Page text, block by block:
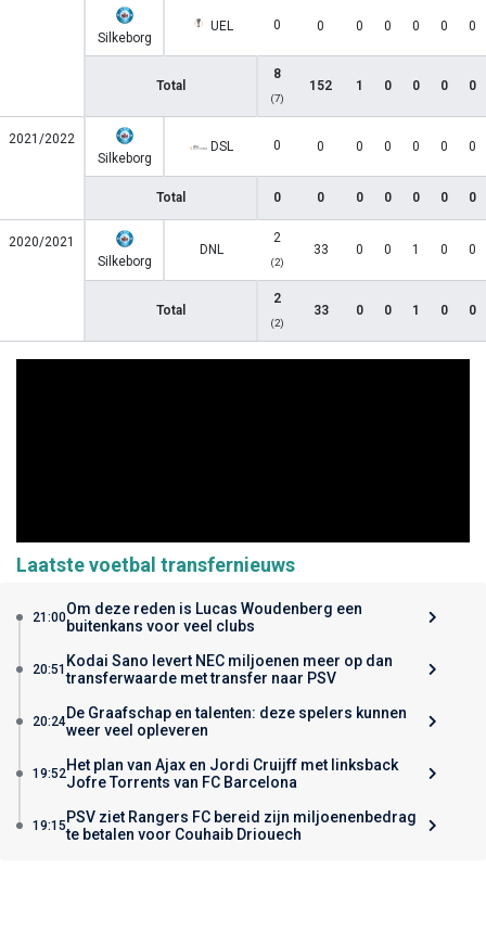
Silkeborg
UEL 0 0 0 0 0 0 0
Total
8
(7)
152 1 0 0 0 0
2021/2022
Silkeborg
DSL 0 0 0 0 0 0 0
Total 0 0 0 0 0 0 0
2020/2021
Silkeborg
DNL
2
(2)
33 0 0 1 0 0
Total
2
(2)
33 0 0 1 0 0
Laatste voetbal transfernieuws
21:00Om deze reden is Lucas Woudenberg een
buitenkans voor veel clubs
20:51 Kodai Sano levert NEC miljoenen meer op dan
transferwaarde met transfer naar PSV
20:24De Graafschap en talenten: deze spelers kunnen
weer veel opleveren
19:52Het plan van Ajax en Jordi Cruijff met linksback
Jofre Torrents van FC Barcelona
19:15 PSV ziet Rangers FC bereid zijn miljoenenbedrag
te betalen voor Couhaib Driouech